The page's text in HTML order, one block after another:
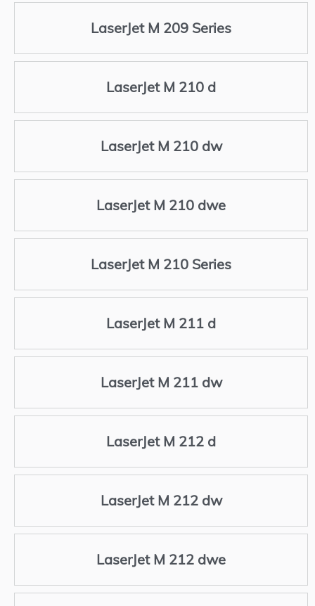
LaserJet M 209 Series
LaserJet M 210 d
LaserJet M 210 dw
LaserJet M 210 dwe
LaserJet M 210 Series
LaserJet M 211 d
LaserJet M 211 dw
LaserJet M 212 d
LaserJet M 212 dw
LaserJet M 212 dwe